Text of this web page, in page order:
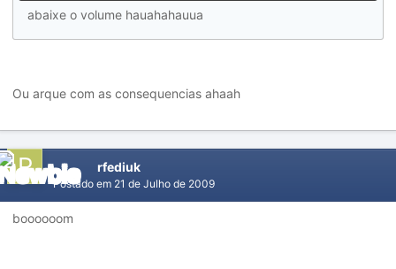
abaixe o volume hauahahauua
Ou arque com as consequencias ahaah
rfediuk
Postado em 21 de Julho de 2009
boooooom